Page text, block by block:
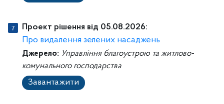
Проект рішення від 05.08.2026:
Про видалення зелених насаджень
Джерело: Управління благоустрою та житлово-
комунального господарства
Завантажити